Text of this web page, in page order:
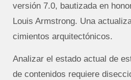
versión 7.0, bautizada en
Louis Armstrong. Una
cimientos arquitectónicos.
Analizar el estado actual de
de contenidos requiere